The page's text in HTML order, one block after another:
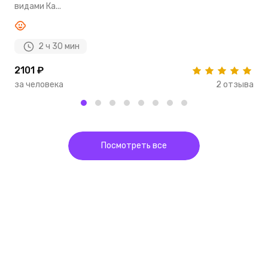
видами Ка...
2 ч 30 мин
2101 ₽
за человека 2 отзыва
Посмотреть все